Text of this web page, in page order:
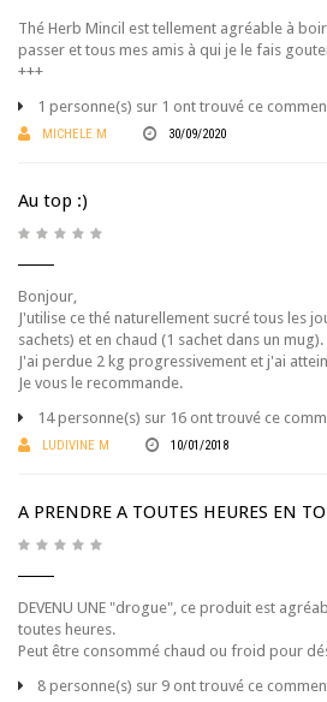
Thé Herb Mincil est tellement agréable à
passer et tous mes amis à qui je le fais
+++
1 personne(s) sur 1 ont trouvé ce
MICHELE M 30/09/2020
Au top :)
Bonjour,
J'utilise ce thé naturellement sucré tous les
sachets) et en chaud (1 sachet dans un mug).
J'ai perdue 2 kg progressivement et j'ai
Je vous le recommande.
14 personne(s) sur 16 ont trouvé ce
LUDIVINE M 10/01/2018
A PRENDRE A TOUTES HEURES EN
DEVENU UNE "drogue", ce produit est
toutes heures.
Peut être consommé chaud ou froid pour
8 personne(s) sur 9 ont trouvé ce